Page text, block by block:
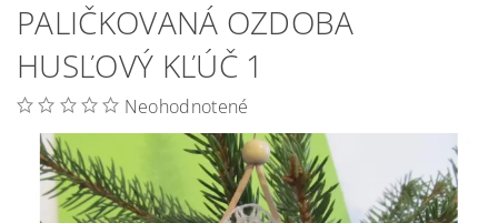
PALIČKOVANÁ OZDOBA
HUSĽOVÝ KĽÚČ 1
Neohodnotené